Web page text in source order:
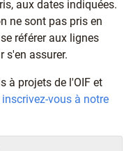
aux dates indiquées.
ne sont pas pris en
référer aux lignes
s'en assurer.
à projets de l'OIF et
inscrivez-vous à notre